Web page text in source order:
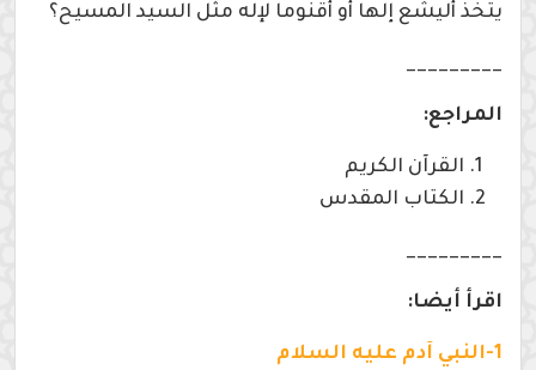
يتخذ أليشع إلها أو أقنوما لإله مثل السيد المسيح؟
_________
المراجع:
القرآن الكريم
الكتاب المقدس
_________
اقرأ أيضا:
1-النبي آدم عليه السلام